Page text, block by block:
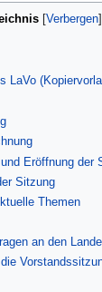
LaVo
Eröffnung der
Sitzung
Themen
an den